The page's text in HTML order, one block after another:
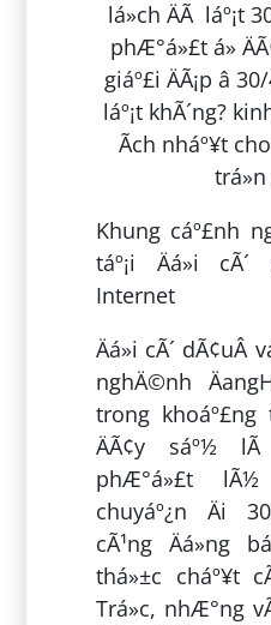
Khung cáº£nh
táº¡i Äá»i
Internet
Äá»i cÃ´ dÃ¢uÂ
nghÄ©nh
trong khoáº£ng
ÄÃ¢y sáº½ lÃ
phÆ°á»£t
chuyáº¿n Äi
cÃ¹ng Äá»ng
thá»±c cháº¥t
Trá»c, nhÆ°ng